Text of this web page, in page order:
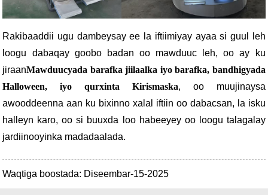
Rakibaaddii ugu dambeysay ee la iftiimiyay ayaa si guul leh
loogu dabaqay goobo badan oo mawduuc leh, oo ay ku
jiraanMawduucyada barafka jiilaalka iyo barafka, bandhigyada
Halloween, iyo qurxinta Kirismaska, oo muujinaysa
awooddeenna aan ku bixinno xalal iftiin oo dabacsan, la isku
halleyn karo, oo si buuxda loo habeeyey oo loogu talagalay
jardiinooyinka madadaalada.
Waqtiga boostada: Diseembar-15-2025